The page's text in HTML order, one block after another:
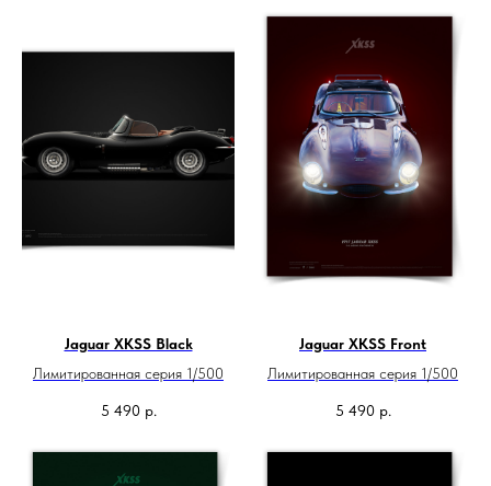
Jaguar XKSS Black
Лимитированная серия 1/500
5 490 р.
Jaguar XKSS Front
Лимитированная серия 1/500
5 490 р.